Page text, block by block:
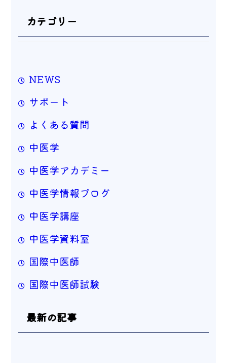
カテゴリー
NEWS
サポート
よくある質問
中医学
中医学アカデミー
中医学情報ブログ
中医学講座
中医学資料室
国際中医師
国際中医師試験
最新の記事